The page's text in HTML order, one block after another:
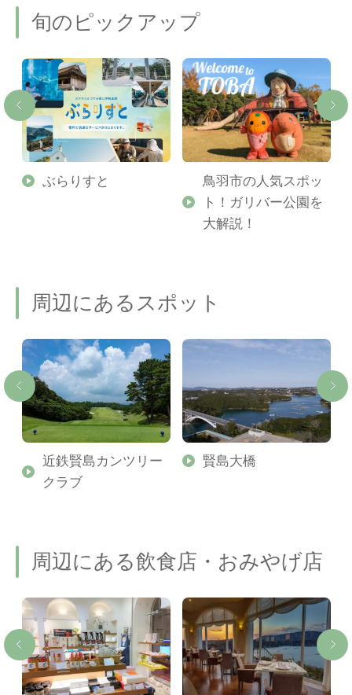
旬のピックアップ
ぶらりすと
鳥羽市の人気スポッ
ト！ガリバー公園を
大解説！
周辺にあるスポット
近鉄賢島カンツリー
クラブ
賢島大橋
周辺にある飲食店・おみやげ店